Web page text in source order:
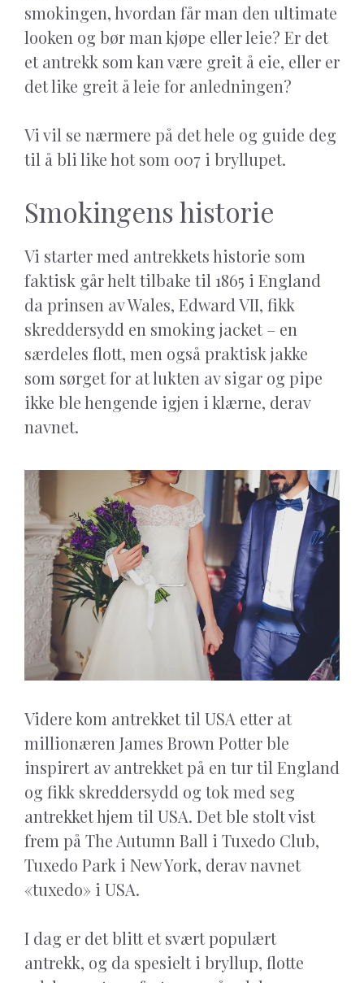
smokingen, hvordan får man den ultimate
looken og bør man kjøpe eller leie? Er det
et antrekk som kan være greit å eie, eller er
det like greit å leie for anledningen?
Vi vil se nærmere på det hele og guide deg
til å bli like hot som 007 i bryllupet.
Smokingens historie
Vi starter med antrekkets historie som
faktisk går helt tilbake til 1865 i England
da prinsen av Wales, Edward VII, fikk
skreddersydd en smoking jacket – en
særdeles flott, men også praktisk jakke
som sørget for at lukten av sigar og pipe
ikke ble hengende igjen i klærne, derav
navnet.
Videre kom antrekket til USA etter at
millionæren James Brown Potter ble
inspirert av antrekket på en tur til England
og fikk skreddersydd og tok med seg
antrekket hjem til USA. Det ble stolt vist
frem på The Autumn Ball i Tuxedo Club,
Tuxedo Park i New York, derav navnet
«tuxedo» i USA.
I dag er det blitt et svært populært
antrekk, og da spesielt i bryllup, flotte